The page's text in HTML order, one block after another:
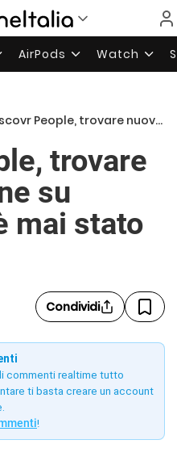
AirPods Watch
People, trovare nuove persone su Twitter non è mai stato così facile
trovare
su
mai stato
Condividi
commenti realtime tutto
ti basta creare un account
!